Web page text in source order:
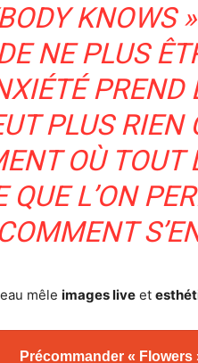
KNOWS
NE PLUS
PREND
PLUS RIEN
OÙ TOUT
QUE L’ON
mêle images live et
Précommander « Flowers